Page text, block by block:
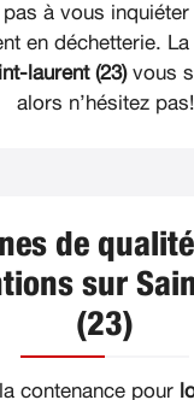
à vous inquiéter
en déchetterie. La
laurent (23)vous
alors n’hésitez pas!
de
sur
(23)
contenance pour